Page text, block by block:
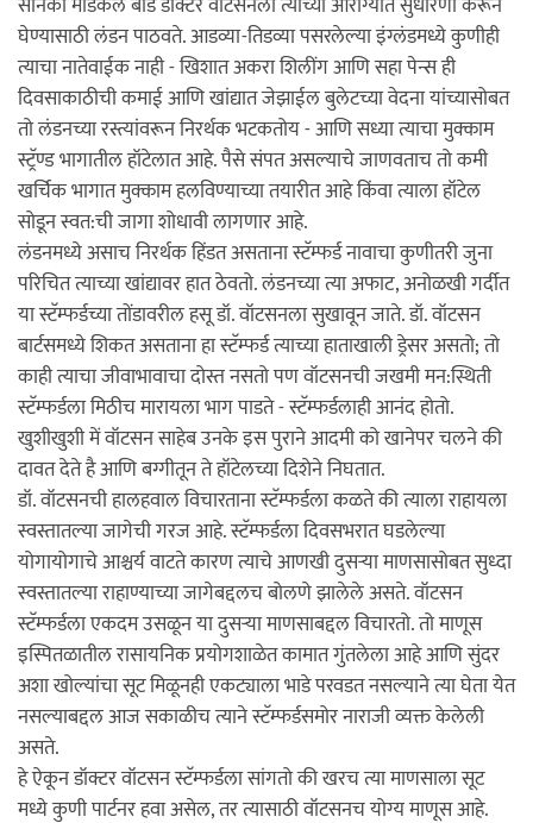
घेण्यासाठी लंडन पाठवते. आडव्या-तिडव्या पसरलेल्या इंग्लंडमध्ये कुणीही
त्याचा नातेवाईक नाही - खिशात अकरा शिलींग आणि सहा पेन्स ही
दिवसाकाठीची कमाई आणि खांद्यात जेझाईल बुलेटच्या वेदना यांच्यासोबत
तो लंडनच्या रस्त्यांवरून निरर्थक भटकतोय - आणि सध्या त्याचा मुक्काम
स्ट्रॅण्ड भागातील हॉटेलात आहे. पैसे संपत असल्याचे जाणवताच तो कमी
खर्चिक भागात मुक्काम हलविण्याच्या तयारीत आहे किंवा त्याला हॉटेल
सोडून स्वत:ची जागा शोधावी लागणार आहे.
लंडनमध्ये असाच निरर्थक हिंडत असताना स्टॅम्फर्ड नावाचा कुणीतरी जुना
परिचित त्याच्या खांद्यावर हात ठेवतो. लंडनच्या त्या अफाट, अनोळखी गर्दीत
या स्टॅम्फर्डच्या तोंडावरील हसू डॉ. वॉटसनला सुखावून जाते. डॉ. वॉटसन
बार्टसमध्ये शिकत असताना हा स्टॅम्फर्ड त्याच्या हाताखाली ड्रेसर असतो; तो
काही त्याचा जीवाभावाचा दोस्त नसतो पण वॉटसनची जखमी मन:स्थिती
स्टॅम्फर्डला मिठीच मारायला भाग पाडते - स्टॅम्फर्डलाही आनंद होतो.
खुशीखुशी में वॉटसन साहेब उनके इस पुराने आदमी को खानेपर चलने की
दावत देते है आणि बग्गीतून ते हॉटेलच्या दिशेने निघतात.
डॉ. वॉटसनची हालहवाल विचारताना स्टॅम्फर्डला कळते की त्याला राहायला
स्वस्तातल्या जागेची गरज आहे. स्टॅम्फर्डला दिवसभरात घडलेल्या
योगायोगाचे आश्चर्य वाटते कारण त्याचे आणखी दुसर्‍या माणसासोबत सुध्दा
स्वस्तातल्या राहाण्याच्या जागेबद्दलच बोलणे झालेले असते. वॉटसन
स्टॅम्फर्डला एकदम उसळून या दुसर्‍या माणसाबद्दल विचारतो. तो माणूस
इस्पितळातील रासायनिक प्रयोगशाळेत कामात गुंतलेला आहे आणि सुंदर
अशा खोल्यांचा सूट मिळूनही एकट्याला भाडे परवडत नसल्याने त्या घेता येत
नसल्याबद्दल आज सकाळीच त्याने स्टॅम्फर्डसमोर नाराजी व्यक्त केलेली
असते.
हे ऐकून डॉक्टर वॉटसन स्टॅम्फर्डला सांगतो की खरच त्या माणसाला सूट
मध्ये कुणी पार्टनर हवा असेल, तर त्यासाठी वॉटसनच योग्य माणूस आहे.